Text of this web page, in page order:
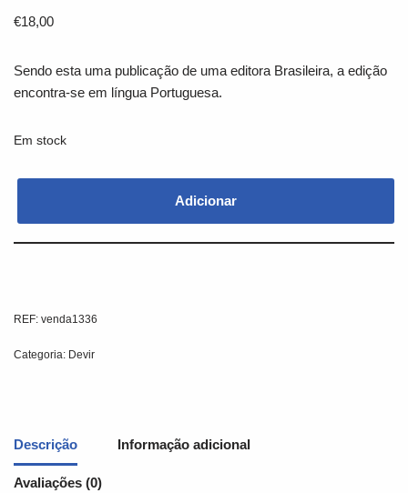
€18,00
Sendo esta uma publicação de uma editora Brasileira, a edição
encontra-se em língua Portuguesa.
Em stock
Adicionar
REF: venda1336
Categoria: Devir
Descrição Informação adicional
Avaliações (0)